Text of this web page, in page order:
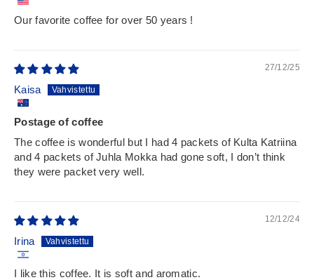
Our favorite coffee for over 50 years !
27/12/25
Kaisa
Postage of coffee
The coffee is wonderful but I had 4 packets of Kulta Katriina
and 4 packets of Juhla Mokka had gone soft, I don’t think
they were packet very well.
12/12/24
Irina
I like this coffee. It is soft and aromatic.